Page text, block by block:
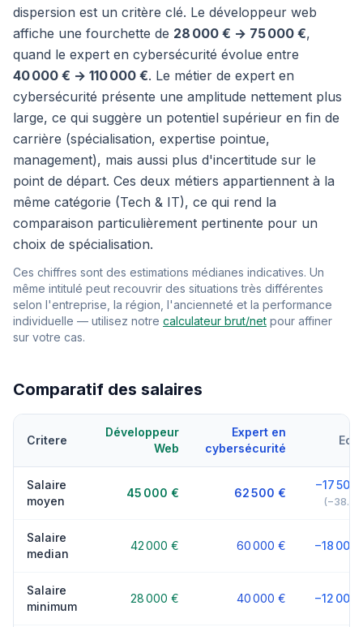
dispersion est un critère clé. Le développeur web
affiche une fourchette de 28 000 € → 75 000 €,
quand le expert en cybersécurité évolue entre
40 000 € → 110 000 €. Le métier de expert en
cybersécurité présente une amplitude nettement plus
large, ce qui suggère un potentiel supérieur en fin de
carrière (spécialisation, expertise pointue,
management), mais aussi plus d'incertitude sur le
point de départ. Ces deux métiers appartiennent à la
même catégorie (Tech & IT), ce qui rend la
comparaison particulièrement pertinente pour un
choix de spécialisation.
Ces chiffres sont des estimations médianes indicatives. Un
même intitulé peut recouvrir des situations très différentes
selon l'entreprise, la région, l'ancienneté et la performance
individuelle — utilisez notre calculateur brut/net pour affiner
sur votre cas.
Comparatif des salaires
Critere
Développeur
Web
Expert en
cybersécurité
Salaire
moyen
45 000 € 62 500 €
−17 500
Salaire
median
42 000 € 60 000 € −18 000
Salaire
minimum
28 000 € 40 000 € −12 000